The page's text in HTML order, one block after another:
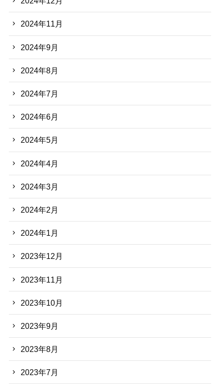
2024年11月
2024年9月
2024年8月
2024年7月
2024年6月
2024年5月
2024年4月
2024年3月
2024年2月
2024年1月
2023年12月
2023年11月
2023年10月
2023年9月
2023年8月
2023年7月